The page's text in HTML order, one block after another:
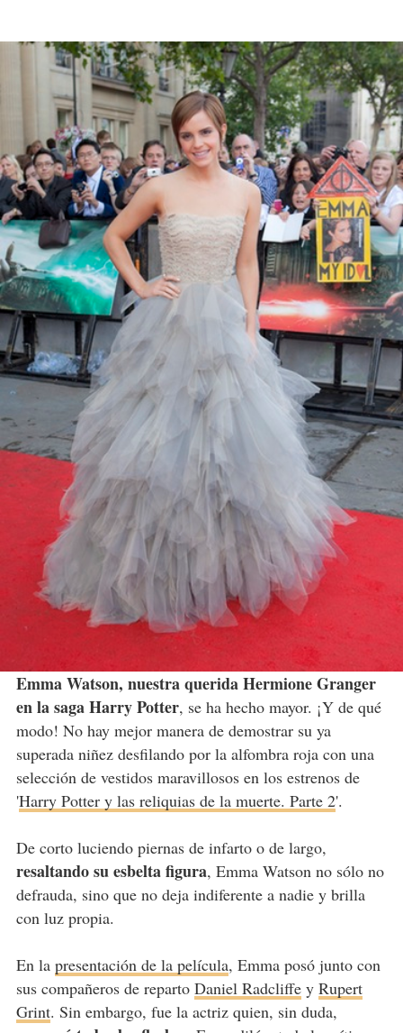
Emma Watson, nuestra querida Hermione Granger
en la saga Harry Potter, se ha hecho mayor. ¡Y de qué
modo! No hay mejor manera de demostrar su ya
superada niñez desfilando por la alfombra roja con una
selección de vestidos maravillosos en los estrenos de
'Harry Potter y las reliquias de la muerte. Parte 2'.
De corto luciendo piernas de infarto o de largo,
resaltando su esbelta figura, Emma Watson no sólo no
defrauda, sino que no deja indiferente a nadie y brilla
con luz propia.
En la presentación de la película, Emma posó junto con
sus compañeros de reparto Daniel Radcliffey Rupert
Grint. Sin embargo, fue la actriz quien, sin duda,